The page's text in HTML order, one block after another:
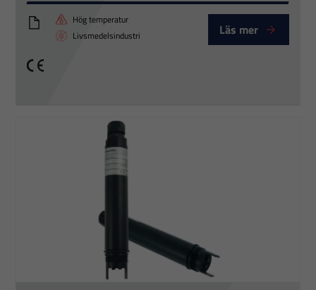
PTT_S411-IND-HT_B
Hög temperatur
Livsmedelsindustri
Läs mer
CE
Nödvändiga